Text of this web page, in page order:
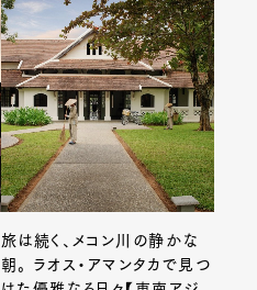
旅は続く、メコン川の静かな
朝。 ラオス・アマンタカで見つ